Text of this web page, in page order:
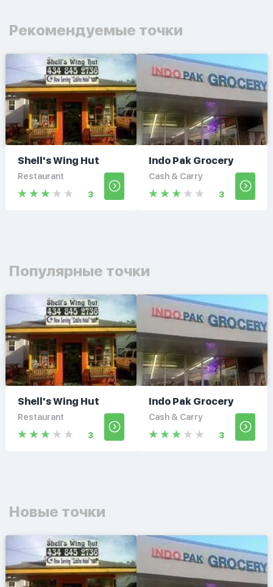
Рекомендуемые точки
Shell's Wing Hut
Restaurant
3
Indo Pak Grocery
Cash & Carry
3
Популярные точки
Shell's Wing Hut
Restaurant
3
Indo Pak Grocery
Cash & Carry
3
Новые точки